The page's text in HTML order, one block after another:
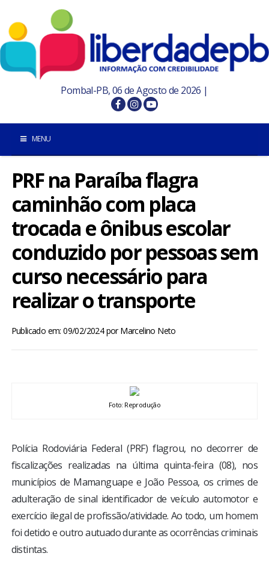
Pombal-PB, 06 de Agosto de 2026 |
MENU
INÍCIO
POMBAL E REGIÃO
BRASIL
MUNDO
TV LPB
FOTOS
COLUNISTAS
PRF na Paraíba flagra
caminhão com placa
trocada e ônibus escolar
conduzido por pessoas sem
curso necessário para
realizar o transporte
Publicado em: 09/02/2024porMarcelino Neto
Foto: Reprodução
Polícia Rodoviária Federal (PRF) flagrou, no decorrer de
fiscalizações realizadas na última quinta-feira (08), nos
municípios de Mamanguape e João Pessoa, os crimes de
adulteração de sinal identificador de veículo automotor e
exercício ilegal de profissão/atividade. Ao todo, um homem
foi detido e outro autuado durante as ocorrências criminais
distintas.